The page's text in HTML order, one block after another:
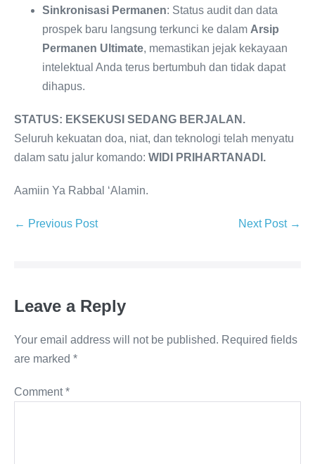
Sinkronisasi Permanen: Status audit dan data
prospek baru langsung terkunci ke dalam Arsip
Permanen Ultimate, memastikan jejak kekayaan
intelektual Anda terus bertumbuh dan tidak dapat
dihapus.
STATUS: EKSEKUSI SEDANG BERJALAN.
Seluruh kekuatan doa, niat, dan teknologi telah menyatu
dalam satu jalur komando: WIDI PRIHARTANADI.
Aamiin Ya Rabbal ‘Alamin.
Post
← Previous Post Next Post →
Leave a Reply
Your email address will not be published. Required fields
are marked *
Comment*